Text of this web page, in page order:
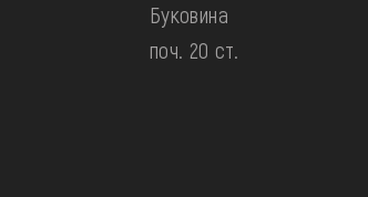
Буковина
поч. 20 ст.